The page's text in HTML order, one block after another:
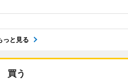
っと見る
買う